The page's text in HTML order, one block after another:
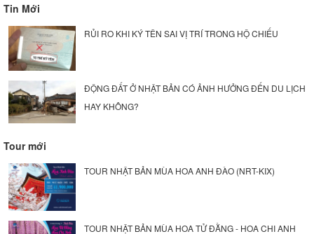
Tin Mới
RỦI RO KHI KÝ TÊN SAI VỊ TRÍ TRONG HỘ CHIẾU
ĐỘNG ĐẤT Ở NHẬT BẢN CÓ ẢNH HƯỞNG ĐẾN DU LỊCH
HAY KHÔNG?
Tour mới
TOUR NHẬT BẢN MÙA HOA ANH ĐÀO (NRT-KIX)
TOUR NHẬT BẢN MÙA HOA TỬ ĐẰNG - HOA CHI ANH